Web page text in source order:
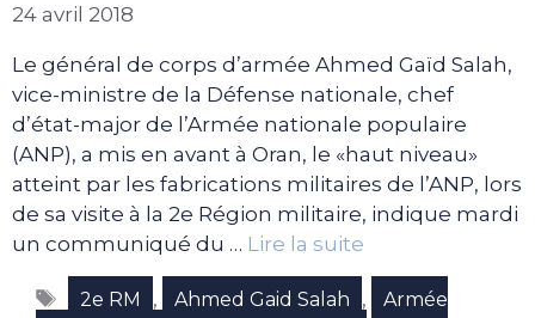
24 avril 2018
Le général de corps d’armée Ahmed Gaïd Salah,
vice-ministre de la Défense nationale, chef
d’état-major de l’Armée nationale populaire
(ANP), a mis en avant à Oran, le «haut niveau»
atteint par les fabrications militaires de l’ANP, lors
de sa visite à la 2e Région militaire, indique mardi
un communiqué du … Lire la suite
Étiquettes
2e RM , Ahmed Gaid Salah ,
Armée